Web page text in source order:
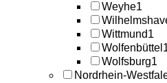
Weyhe1
Wittmund1
Wolfenbüttel
Wolfsburg1
Nordrhein-